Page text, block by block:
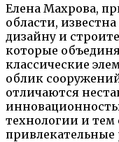
Елена Махрова,
области,
дизайну и
которые
классические
облик
отличаются
технологии и
привлекательные